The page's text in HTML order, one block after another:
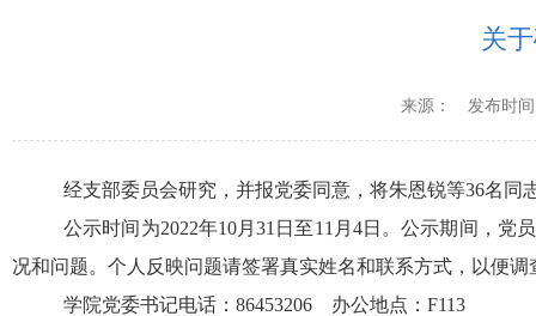
关
来源： 发布时
经支部委员会研究，并报党委同意，将朱恩锐等36名
公示时间为2022年10月31日至11月4日。公示期间，
况和问题。个人反映问题请签署真实姓名和联系方式，以便
学院党委书记电话：86453206 办公地点：F113